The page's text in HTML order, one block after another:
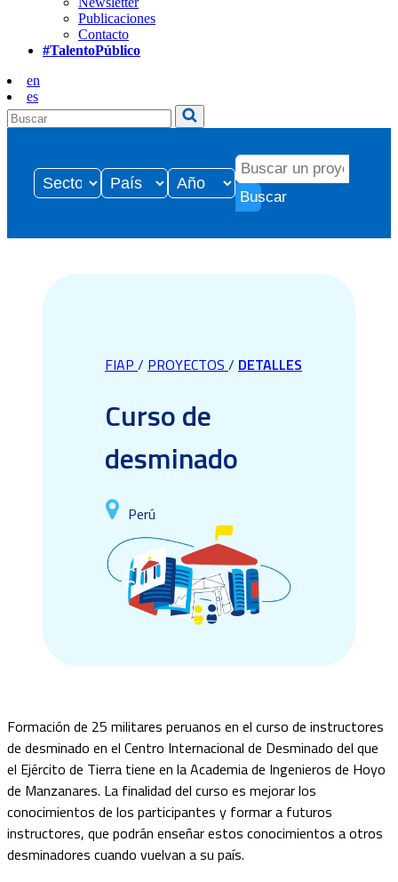
Publicaciones
Contacto
#TalentoPúblico
en
es
Buscar
FIAP / PROYECTOS / DETALLES
Curso de
desminado
Perú
Formación de 25 militares peruanos en el curso de instructores
de desminado en el Centro Internacional de Desminado del que
el Ejército de Tierra tiene en la Academia de Ingenieros de Hoyo
de Manzanares. La finalidad del curso es mejorar los
conocimientos de los participantes y formar a futuros
instructores, que podrán enseñar estos conocimientos a otros
desminadores cuando vuelvan a su país.